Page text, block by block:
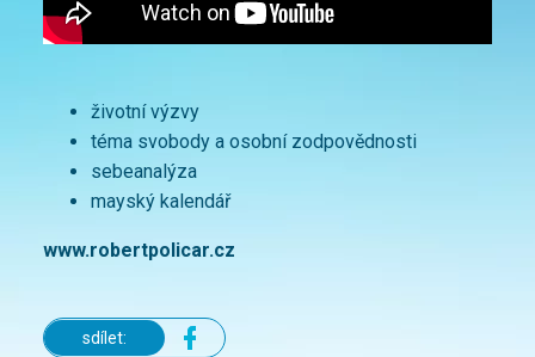
životní výzvy
téma svobody a osobní zodpovědnosti
sebeanalýza
mayský kalendář
www.robertpolicar.cz
sdílet: